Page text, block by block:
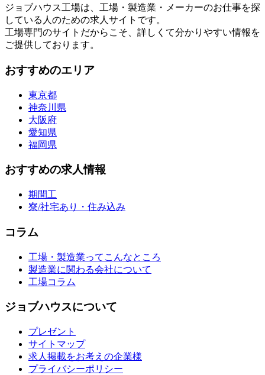
ジョブハウス工場は、工場・製造業・メーカーのお仕事を探
している人のための求人サイトです。
工場専門のサイトだからこそ、詳しくて分かりやすい情報を
ご提供しております。
おすすめのエリア
東京都
神奈川県
大阪府
愛知県
福岡県
おすすめの求人情報
期間工
寮/社宅あり・住み込み
コラム
工場・製造業ってこんなところ
製造業に関わる会社について
工場コラム
ジョブハウスについて
プレゼント
サイトマップ
求人掲載をお考えの企業様
プライバシーポリシー